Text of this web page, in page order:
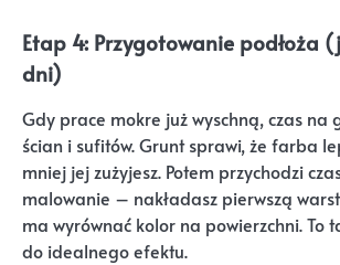
Etap 4: Przygotowanie podłoża
dni)
Gdy prace mokre już wyschną, czas na
ścian i sufitów. Grunt sprawi, że farba
mniej jej zużyjesz. Potem przychodzi
malowanie – nakładasz pierwszą
ma wyrównać kolor na powierzchni. To
do idealnego efektu.